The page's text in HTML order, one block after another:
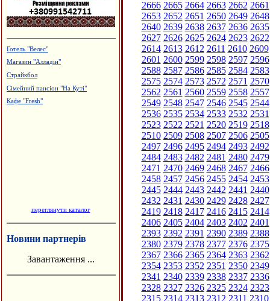
Турецька баня, сауна "Магнолія"
Монтаж та ремонт електропроводки
Виготовлення зовнішньої реклами,
переглянути каталог
Новини партнерів
Завантаження ...
2666 2665 2664 2663 2662 2661
2653 2652 2651 2650 2649 2648
2640 2639 2638 2637 2636 2635
2627 2626 2625 2624 2623 2622
2614 2613 2612 2611 2610 2609
2601 2600 2599 2598 2597 2596
2588 2587 2586 2585 2584 2583
2575 2574 2573 2572 2571 2570
2562 2561 2560 2559 2558 2557
2549 2548 2547 2546 2545 2544
2536 2535 2534 2533 2532 2531
2523 2522 2521 2520 2519 2518
2510 2509 2508 2507 2506 2505
2497 2496 2495 2494 2493 2492
2484 2483 2482 2481 2480 2479
2471 2470 2469 2468 2467 2466
2458 2457 2456 2455 2454 2453
2445 2444 2443 2442 2441 2440
2432 2431 2430 2429 2428 2427
2419 2418 2417 2416 2415 2414
2406 2405 2404 2403 2402 2401
2393 2392 2391 2390 2389 2388
2380 2379 2378 2377 2376 2375
2367 2366 2365 2364 2363 2362
2354 2353 2352 2351 2350 2349
2341 2340 2339 2338 2337 2336
2328 2327 2326 2325 2324 2323
2315 2314 2313 2312 2311 2310